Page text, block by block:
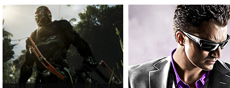
Hamarosan minden infó kiderül a Battlefield 3 utolsó, End Game